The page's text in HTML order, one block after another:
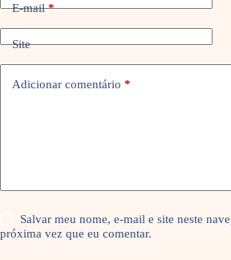
E-mail*
Site
Adicionar comentário *
Salvar meu nome, e-mail e site neste
próxima vez que eu comentar.